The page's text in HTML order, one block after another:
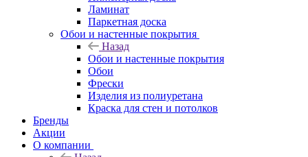
Ламинат
Паркетная доска
Обои и настенные покрытия
Назад
Обои и настенные покрытия
Обои
Фрески
Изделия из полиуретана
Краска для стен и потолков
Бренды
Акции
О компании